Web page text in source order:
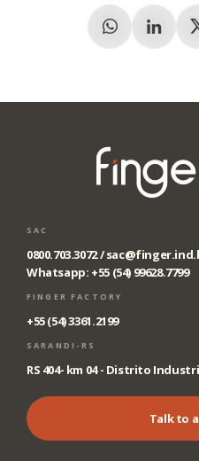
Whatsapp
SAC
0800.703.3072 /
Whatsapp: +55 (54) 99628.7799
FINGER FACTORY
+55 (54) 3361.2199
SARANDI-RS
RS 404- km 04 - Distrito
Talk to